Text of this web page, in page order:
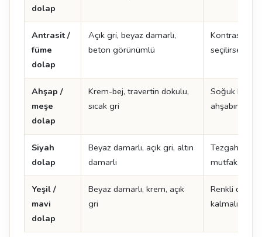
dolap
Antrasit /
füme
dolap
Açık gri, beyaz damarlı,
beton görünümlü
Kontrast
seçilirse
Ahşap /
meşe
dolap
Krem-bej, travertin dokulu,
sıcak gri
Soğuk
ahşabın
Siyah
dolap
Beyaz damarlı, açık gri, altın
damarlı
Tezgah açık
mutfak daha
Yeşil /
mavi
dolap
Beyaz damarlı, krem, açık
gri
Renkli
kalmalı